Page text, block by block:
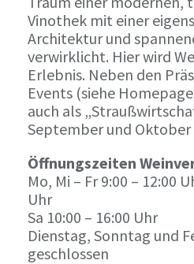
Vinothek mit einer
Architektur und
verwirklicht. Hier wird
Erlebnis. Neben den
Events (siehe
auch als
September und
Öffnungszeiten
Mo, Mi – Fr 9:00 – 12:00
Uhr
Sa 10:00 – 16:00 Uhr
Dienstag, Sonntag und
geschlossen